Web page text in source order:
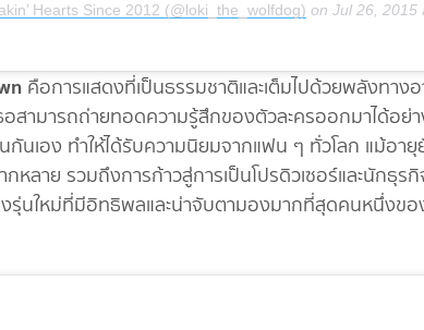
Hearts Since 2012 (@loki_the_wolfdog) on Jul 26, 2015
คือการแสดงที่เป็นธรรมชาติและเต็มไปด้วยพลังทาง
สามารถถ่ายทอดความรู้สึกของตัวละครออกมาได้อย่
กันเอง ทำให้ได้รับความนิยมจากแฟน ๆ ทั่วโลก แม้อา
หลาย รวมถึงการก้าวสู่การเป็นโปรดิวเซอร์และนักธุร
นใหม่ที่มีอิทธิพลและน่าจับตามองมากที่สุดคนหนึ่งขอ